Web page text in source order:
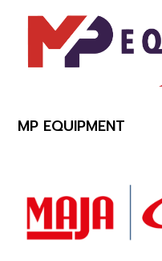
MP EQUIPMENT